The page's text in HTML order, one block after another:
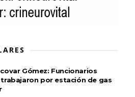
Gómez: Funcionarios
por estación de gas